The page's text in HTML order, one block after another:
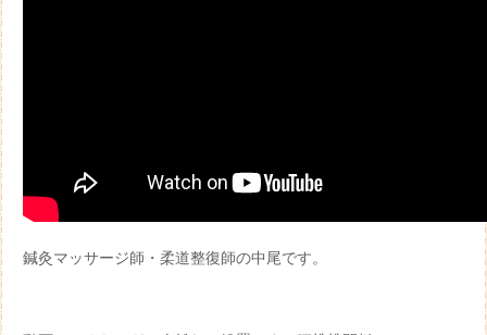
鍼灸マッサージ師・柔道整復師の中尾です。